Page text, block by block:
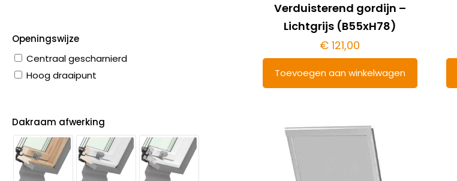
Verduisterend gordijn –
Lichtgrijs (B55xH78)
€ 121,00
Toevoegen aan winkelwagen
Openingswijze
Centraal gescharnierd
Hoog draaipunt
Dakraam afwerking